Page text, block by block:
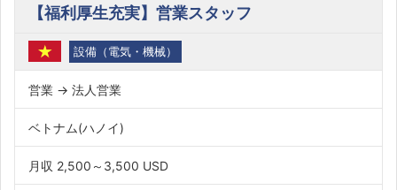
【福利厚生充実】営業スタッフ
設備（電気・機械）
営業 → 法人営業
ベトナム(ハノイ)
月収 2,500～3,500 USD